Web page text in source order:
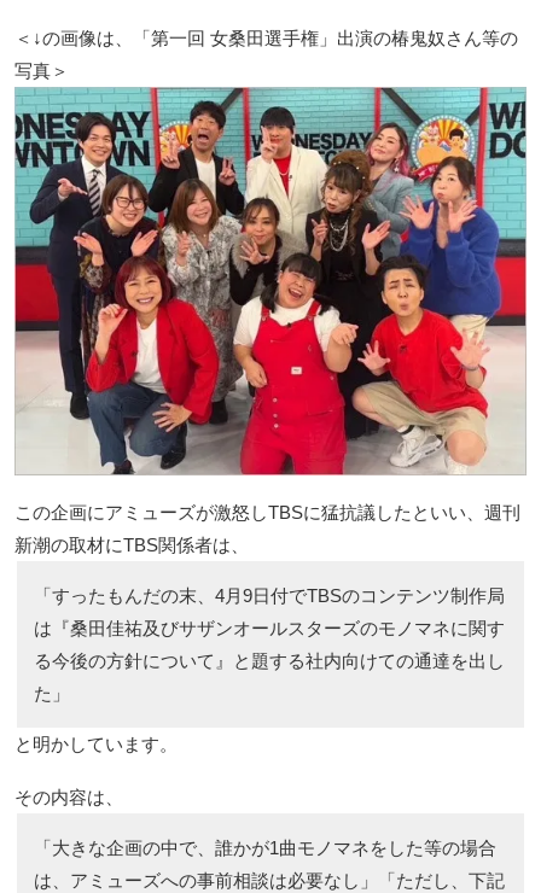
＜↓の画像は、「第一回 女桑田選手権」出演の椿鬼奴さん等の
写真＞
この企画にアミューズが激怒しTBSに猛抗議したといい、週刊
新潮の取材にTBS関係者は、
「すったもんだの末、4月9日付でTBSのコンテンツ制作局
は『桑田佳祐及びサザンオールスターズのモノマネに関す
る今後の方針について』と題する社内向けての通達を出し
た」
と明かしています。
その内容は、
「大きな企画の中で、誰かが1曲モノマネをした等の場合
は、アミューズへの事前相談は必要なし」「ただし、下記